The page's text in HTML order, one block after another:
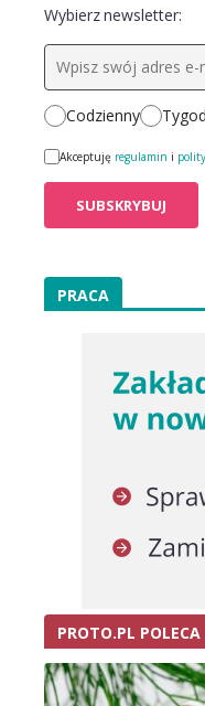
Wybierz newsletter:
Codzienny
Akceptuję regulamin i
PRACA
PROTO.PL POLECA